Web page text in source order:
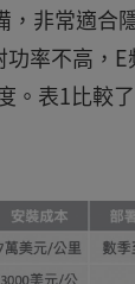
，非常適合
率不高，
。表1比較